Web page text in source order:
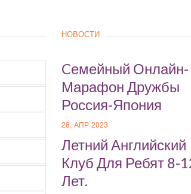
НОВОСТИ
Cемейный Онлайн-
Марафон Дружбы
Россия-Япония
28, АПР 2023
Летний Английский
Клуб Для Ребят 8-
Лет.